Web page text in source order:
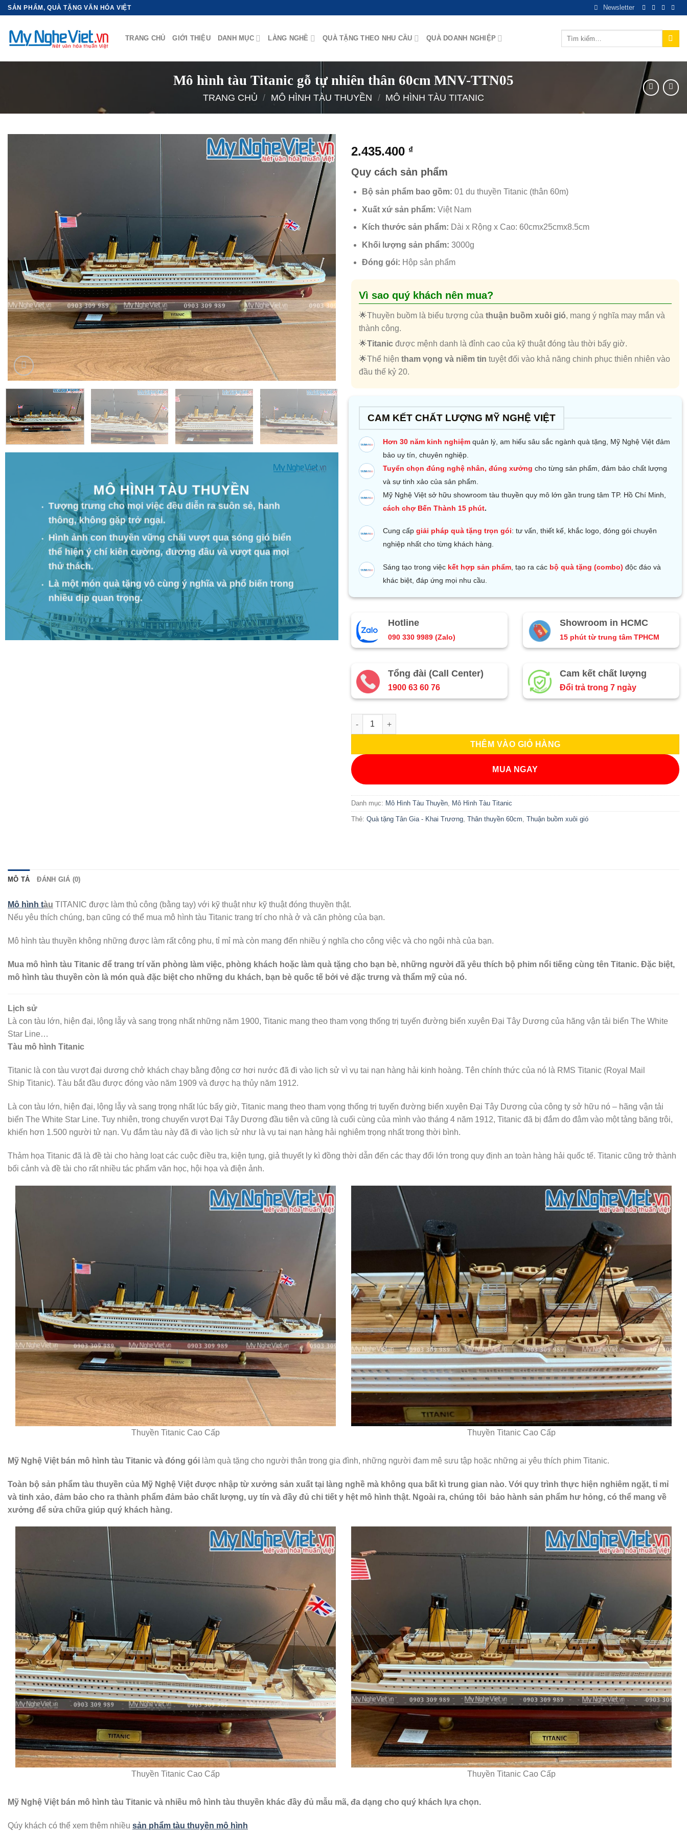
Bỏ
nội
dung
SẢN PHẨM, QUÀ TẶNG VĂN HÓA VIỆT Newsletter
TRANG CHỦ GIỚI THIỆU DANH MỤC LÀNG NGHỀ QUÀ TẶNG THEO NHU CẦU QUÀ DOANH NGHIỆP
Mô hình tàu Titanic gỗ tự nhiên thân 60cm MNV-TTN05
TRANG CHỦ / MÔ HÌNH TÀU THUYỀN / MÔ HÌNH TÀU TITANIC
MÔ HÌNH TÀU THUYỀN
Tượng trưng cho mọi việc đều diễn ra suôn sẻ, hanh
thông, không gặp trở ngại.
Hình ảnh con thuyền vững chãi vượt qua sóng gió biển
thể hiện ý chí kiên cường, đương đầu và vượt qua mọi
thử thách.
Là một món quà tặng vô cùng ý nghĩa và phổ biến trong
nhiều dịp quan trọng.
2.435.400 ₫
Quy cách sản phẩm
Bộ sản phẩm bao gồm: 01 du thuyền Titanic (thân 60m)
Xuất xứ sản phẩm: Việt Nam
Kích thước sản phẩm: Dài x Rộng x Cao: 60cmx25cmx8.5cm
Khối lượng sản phẩm: 3000g
Đóng gói: Hộp sản phẩm
Vì sao quý khách nên mua?
🌟Thuyền buồm là biểu tượng của thuận buồm xuôi gió, mang ý nghĩa may mắn và
thành công.
🌟Titanic được mệnh danh là đỉnh cao của kỹ thuật đóng tàu thời bấy giờ.
🌟Thể hiện tham vọng và niềm tin tuyệt đối vào khả năng chinh phục thiên nhiên vào
đầu thế kỷ 20.
CAM KẾT CHẤT LƯỢNG MỸ NGHỆ VIỆT
Hơn 30 năm kinh nghiệm quản lý, am hiểu sâu sắc ngành quà tặng, Mỹ Nghệ Việt đảm
bảo uy tín, chuyên nghiệp.
Tuyển chọn đúng nghệ nhân, đúng xưởng cho từng sản phẩm, đảm bảo chất lượng
và sự tinh xảo của sản phẩm.
Mỹ Nghệ Việt sở hữu showroom tàu thuyền quy mô lớn gần trung tâm TP. Hồ Chí Minh,
cách chợ Bến Thành 15 phút.
Cung cấp giải pháp quà tặng trọn gói: tư vấn, thiết kế, khắc logo, đóng gói chuyên
nghiệp nhất cho từng khách hàng.
Sáng tạo trong việc kết hợp sản phẩm , tạo ra các bộ quà tặng (combo) độc đáo và
khác biệt, đáp ứng mọi nhu cầu.
Hotline
090 330 9989 (Zalo)
Showroom in HCMC
15 phút từ trung tâm TPHCM
Tổng đài (Call Center)
1900 63 60 76
Cam kết chất lượng
Đổi trả trong 7 ngày
Mô hình tàu Titanic gỗ tự nhiên thân 60cm MNV-TTN05 số lượng
THÊM VÀO GIỎ HÀNG
MUA NGAY
Danh mục: Mô Hình Tàu Thuyền, Mô Hình Tàu Titanic
Thẻ: Quà tặng Tân Gia - Khai Trương, Thân thuyền 60cm, Thuận buồm xuôi gió
MÔ TẢ ĐÁNH GIÁ (0)
Mô hình tàu TITANIC được làm thủ công (bằng tay) với kỹ thuật như kỹ thuật đóng thuyền thật.
Nếu yêu thích chúng, bạn cũng có thể mua mô hình tàu Titanic trang trí cho nhà ở và căn phòng của bạn.
Mô hình tàu thuyền không những được làm rất công phu, tỉ mỉ mà còn mang đến nhiều ý nghĩa cho công việc và cho ngôi nhà của bạn.
Mua mô hình tàu Titanic để trang trí văn phòng làm việc, phòng khách hoặc làm quà tặng cho bạn bè, những người đã yêu thích bộ phim nổi tiếng cùng tên Titanic. Đặc biệt,
mô hình tàu thuyền còn là món quà đặc biệt cho những du khách, bạn bè quốc tế bởi vẻ đặc trưng và thẩm mỹ của nó.
Lịch sử
Là con tàu lớn, hiện đại, lộng lẫy và sang trọng nhất những năm 1900, Titanic mang theo tham vọng thống trị tuyến đường biển xuyên Đại Tây Dương của hãng vận tải biển The White
Star Line…
Tàu mô hình Titanic
Titanic là con tàu vượt đại dương chở khách chạy bằng động cơ hơi nước đã đi vào lịch sử vì vụ tai nạn hàng hải kinh hoàng. Tên chính thức của nó là RMS Titanic (Royal Mail
Ship Titanic). Tàu bắt đầu được đóng vào năm 1909 và được hạ thủy năm 1912.
Là con tàu lớn, hiện đại, lộng lẫy và sang trọng nhất lúc bấy giờ, Titanic mang theo tham vọng thống trị tuyến đường biển xuyên Đại Tây Dương của công ty sở hữu nó – hãng vận tải
biển The White Star Line. Tuy nhiên, trong chuyến vượt Đại Tây Dương đầu tiên và cũng là cuối cùng của mình vào tháng 4 năm 1912, Titanic đã bị đắm do đâm vào một tảng băng trôi,
khiến hơn 1.500 người tử nạn. Vụ đắm tàu này đã đi vào lịch sử như là vụ tai nạn hàng hải nghiêm trọng nhất trong thời bình.
Thảm họa Titanic đã là đề tài cho hàng loạt các cuộc điều tra, kiện tụng, giả thuyết ly kì đồng thời dẫn đến các thay đổi lớn trong quy định an toàn hàng hải quốc tế. Titanic cũng trở thành
bối cảnh và đề tài cho rất nhiều tác phẩm văn học, hội họa và điện ảnh.
Thuyền Titanic Cao Cấp Thuyền Titanic Cao Cấp
Mỹ Nghệ Việt bán mô hình tàu Titanic và đóng gói làm quà tặng cho người thân trong gia đình, những người đam mê sưu tập hoặc những ai yêu thích phim Titanic.
Toàn bộ sản phẩm tàu thuyền của Mỹ Nghệ Việt được nhập từ xưởng sản xuất tại làng nghề mà không qua bất kì trung gian nào. Với quy trình thực hiện nghiêm ngặt, tỉ mỉ
và tinh xảo, đảm bảo cho ra thành phẩm đảm bảo chất lượng, uy tín và đầy đủ chi tiết y hệt mô hình thật. Ngoài ra, chúng tôi
bảo hành sản phẩm hư hỏng, có thể mang về
xưởng để sửa chữa giúp quý khách hàng.
Thuyền Titanic Cao Cấp Thuyền Titanic Cao Cấp
Mỹ Nghệ Việt bán mô hình tàu Titanic và nhiều mô hình tàu thuyền khác đầy đủ mẫu mã, đa dạng cho quý khách lựa chọn.
Qúy khách có thể xem thêm nhiều sản phẩm tàu thuyền mô hình